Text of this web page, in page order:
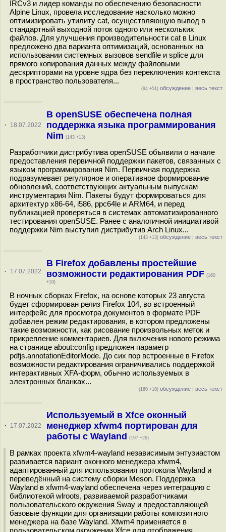
IRCv3 и лидер команды по обеспечению безопасности
Alpine Linux, провела исследование насколько можно
оптимизировать утилиту cat, осуществляющую вывод в
стандартный выходной поток одного или нескольких
файлов. Для улучшения производительности cat в Linux
предложено два варианта оптимизаций, основанных на
использовании системных вызовов sendfile и splice для
прямого копирования данных между файловыми
дескрипторами на уровне ядра без переключения контекста
в пространство пользователя...
(94 +51) обсуждение | весь текст
· 18.07.2022
В openSUSE обеспечена полная
поддержка языка программирования
Nim (143 +13)
Разработчики дистрибутива openSUSE объявили о начале
предоставления первичной поддержки пакетов, связанных с
языком программирования Nim. Первичная поддержка
подразумевает регулярное и оперативное формирование
обновлений, соответствующих актуальным выпускам
инструментария Nim. Пакеты будут формироваться для
архитектур x86-64, i586, ppc64le и ARM64, и перед
публикацией проверяться в системах автоматизированного
тестирования openSUSE. Ранее с аналогичной инициативой
поддержки Nim выступил дистрибутив Arch Linux...
(143 +13) обсуждение | весь текст
· 17.07.2022
В Firefox добавлены простейшие
возможности редактирования PDF (160
+10)
В ночных сборках Firefox, на основе которых 23 августа
будет сформирован релиз Firefox 104, во встроенный
интерфейс для просмотра документов в формате PDF
добавлен режим редактирования, в котором предложены
такие возможности, как рисование произвольных меток и
прикрепление комментариев. Для включения нового режима
на странице about:config предложен параметр
pdfjs.annotationEditorMode. До сих пор встроенные в Firefox
возможности редактирования ограничивались поддержкой
интерактивных XFA-форм, обычно используемых в
электронных бланках...
(160 +10) обсуждение | весь текст
· 17.07.2022
Используемый в Xfce оконный
менеджер xfwm4 портирован для
работы с Wayland
(197 +26)
В рамках проекта xfwm4-wayland независимым энтузиастом
развивается вариант оконного менеджера xfwm4,
адаптированный для использования протокола Wayland и
переведённый на систему сборки Meson. Поддержка
Wayland в xfwm4-wayland обеспечена через интеграцию с
библиотекой wlroots, развиваемой разработчиками
пользовательского окружения Sway и предоставляющей
базовые функции для организации работы композитного
менеджера на базе Wayland. Xfwm4 применяется в
пользовательском окружении Xfce для отображения,